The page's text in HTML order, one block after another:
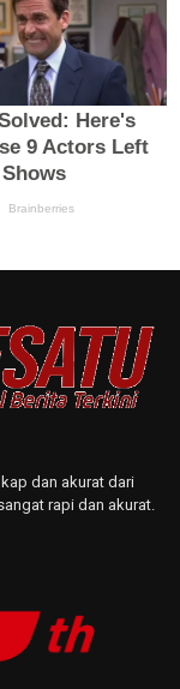
dan akurat dari
rapi dan akurat.